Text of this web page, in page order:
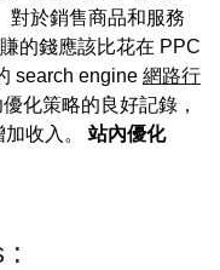
對於銷售商品和服務
的錢應該比花在 PPC
search engine 網路行
化策略的良好記錄，
加收入。站內優化
: